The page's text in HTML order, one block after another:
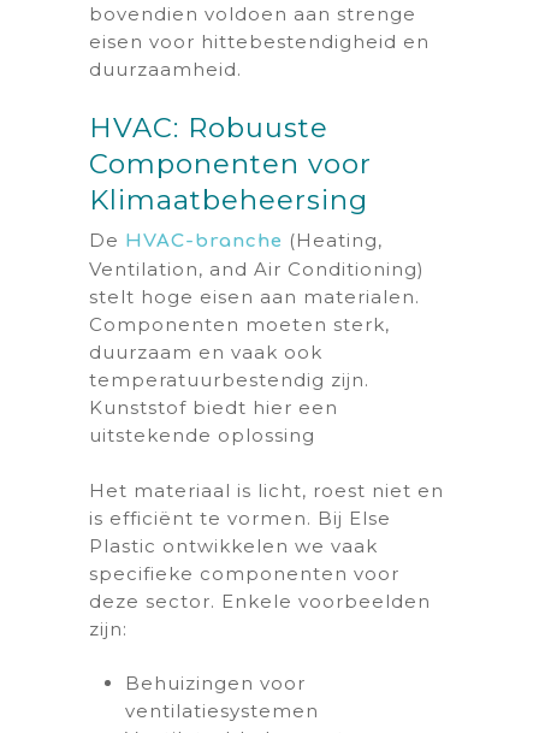
bovendien voldoen aan strenge
eisen voor hittebestendigheid en
duurzaamheid.
HVAC: Robuuste
Componenten voor
Klimaatbeheersing
De HVAC-branche (Heating,
Ventilation, and Air Conditioning)
stelt hoge eisen aan materialen.
Componenten moeten sterk,
duurzaam en vaak ook
temperatuurbestendig zijn.
Kunststof biedt hier een
uitstekende oplossing
Het materiaal is licht, roest niet en
is efficiënt te vormen. Bij Else
Plastic ontwikkelen we vaak
specifieke componenten voor
deze sector. Enkele voorbeelden
zijn:
Behuizingen voor
ventilatiesystemen